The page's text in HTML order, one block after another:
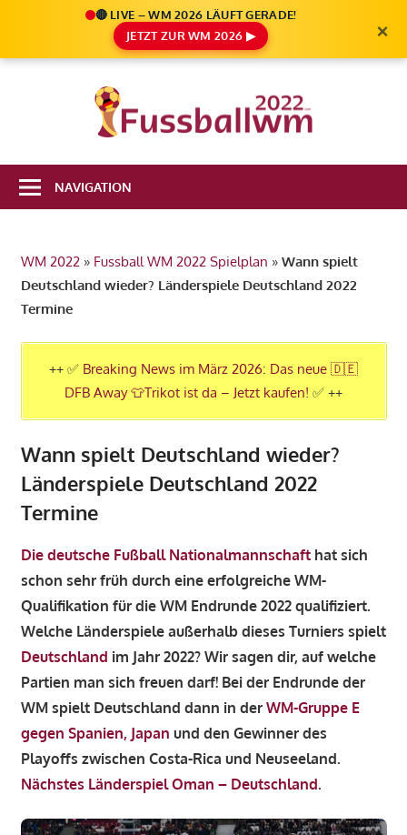
🔴 LIVE – WM 2026 LÄUFT GERADE!
JETZT ZUR WM 2026 ▶
×
Infos
Katar
NAVIGATION
WM 2022» Fussball WM 2022 Spielplan » Wann spielt
Deutschland wieder? Länderspiele Deutschland 2022
Termine
++ ✅ Breaking News im März 2026: Das neue 🇩🇪
DFB Away 👕Trikot ist da – Jetzt kaufen! ✅ ++
Wann spielt Deutschland wieder?
Länderspiele Deutschland 2022
Termine
Die deutsche Fußball Nationalmannschafthat sich
schon sehr früh durch eine erfolgreiche WM-
Qualifikation für die WM Endrunde 2022 qualifiziert.
Welche Länderspiele außerhalb dieses Turniers spielt
Deutschland im Jahr 2022? Wir sagen dir, auf welche
Partien man sich freuen darf! Bei der Endrunde der
WM spielt Deutschland dann in der WM-Gruppe E
gegen Spanien, Japan und den Gewinner des
Playoffs zwischen Costa-Rica und Neuseeland.
Nächstes Länderspiel Oman – Deutschland.